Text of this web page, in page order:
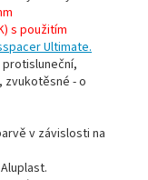
s použitím
Ultimate.
zvukotěsné - o
v závislosti na